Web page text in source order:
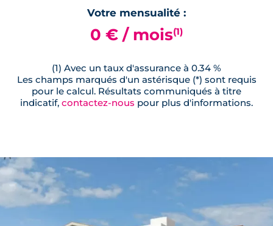
Votre mensualité :
0 € / mois(1)
(1) Avec un taux d'assurance à 0.34 %
Les champs marqués d'un astérisque (*) sont requis
pour le calcul. Résultats communiqués à titre
indicatif, contactez-nous pour plus d'informations.